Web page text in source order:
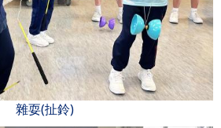
雜耍(扯鈴)